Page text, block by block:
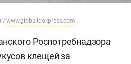
/www.globallookpress.com
Роспотребнадзора
клещей за